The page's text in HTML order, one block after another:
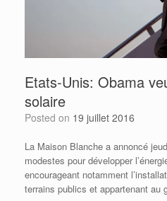
Etats-Unis: Obama
solaire
Posted on 19 juillet 2016
La Maison Blanche a annoncé
modestes pour développer
encourageant notamment
terrains publics et appartenant au